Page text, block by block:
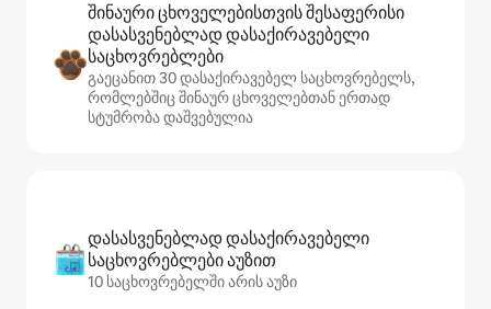
შინაური ცხოველებისთვის შესაფერისი
დასასვენებლად დასაქირავებელი
საცხოვრებლები
გაეცანით 30 დასაქირავებელ საცხოვრებელს,
რომლებშიც შინაურ ცხოველებთან ერთად
სტუმრობა დაშვებულია
დასასვენებლად დასაქირავებელი
საცხოვრებლები აუზით
10 საცხოვრებელში არის აუზი